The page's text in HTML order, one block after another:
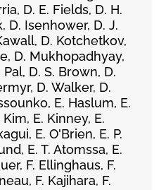
D. E. Fields, D. H.
D. Isenhower, D. J.
D. Kotchetkov,
D. Mukhopadhyay,
D. S. Brown, D.
D. Walker, D.
E. Haslum, E.
E. Kinney, E.
E. O'Brien, E. P.
E. T. Atomssa, E.
F. Ellinghaus, F.
F. Kajihara, F.